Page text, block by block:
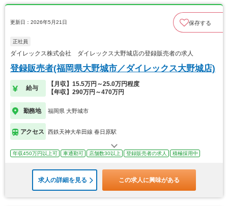
更新日：2026年5月21日 保存する
正社員
ダイレックス株式会社 ダイレックス大野城店の登録販売者の求人
登録販売者(福岡県大野城市／ダイレックス大野城店)
給与
【月収】15.5万円～25.0万円程度
【年収】290万円～470万円
勤務地 福岡県 大野城市
アクセス 西鉄天神大牟田線 春日原駅
年収450万円以上可 車通勤可 店舗数30以上 登録販売者の求人 積極採用中
求人の詳細を見る この求人に興味がある